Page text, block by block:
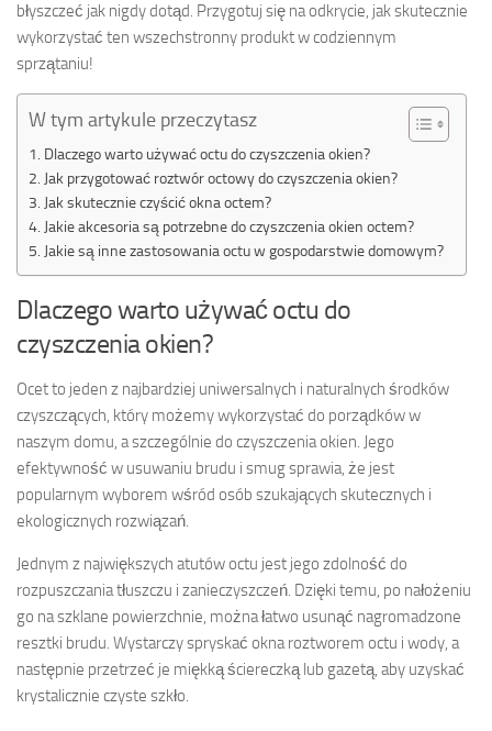
błyszczeć jak nigdy dotąd. Przygotuj się na odkrycie, jak skutecznie
wykorzystać ten wszechstronny produkt w codziennym
sprzątaniu!
W tym artykule przeczytasz
Dlaczego warto używać octu do czyszczenia okien?
Jak przygotować roztwór octowy do czyszczenia okien?
Jak skutecznie czyścić okna octem?
Jakie akcesoria są potrzebne do czyszczenia okien octem?
Jakie są inne zastosowania octu w gospodarstwie domowym?
Dlaczego warto używać octu do
czyszczenia okien?
Ocet to jeden z najbardziej uniwersalnych i naturalnych środków
czyszczących, który możemy wykorzystać do porządków w
naszym domu, a szczególnie do czyszczenia okien. Jego
efektywność w usuwaniu brudu i smug sprawia, że jest
popularnym wyborem wśród osób szukających skutecznych i
ekologicznych rozwiązań.
Jednym z największych atutów octu jest jego zdolność do
rozpuszczania tłuszczu i zanieczyszczeń. Dzięki temu, po nałożeniu
go na szklane powierzchnie, można łatwo usunąć nagromadzone
resztki brudu. Wystarczy spryskać okna roztworem octu i wody, a
następnie przetrzeć je miękką ściereczką lub gazetą, aby uzyskać
krystalicznie czyste szkło.